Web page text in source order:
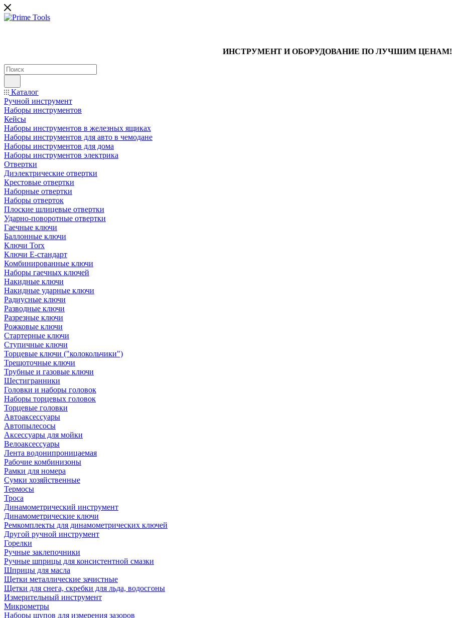
ИНСТРУМЕНТ И ОБОРУДОВАНИЕ ПО ЛУЧШИМ ЦЕНАМ!
Каталог
Ручной инструмент
Наборы инструментов
Кейсы
Наборы инструментов в железных ящиках
Наборы инструментов для авто в чемодане
Наборы инструментов для дома
Наборы инструментов электрика
Отвертки
Диэлектрические отвертки
Крестовые отвертки
Наборные отвертки
Наборы отверток
Плоские шлицевые отвертки
Ударно-поворотные отвертки
Гаечные ключи
Баллонные ключи
Ключи Torx
Ключи Е-стандарт
Комбинированные ключи
Наборы гаечных ключей
Накидные ключи
Накидные ударные ключи
Радиусные ключи
Разводные ключи
Разрезные ключи
Рожковые ключи
Стартерные ключи
Ступичные ключи
Торцевые ключи ("колокольчики")
Трещоточные ключи
Трубные и газовые ключи
Шестигранники
Головки и наборы головок
Наборы торцевых головок
Торцевые головки
Автоаксессуары
Автопылесосы
Аксессуары для мойки
Велоаксессуары
Лента водонипроницаемая
Рабочие комбинизоны
Рамки для номера
Сумки хозяйственные
Термосы
Троса
Динамометрический инструмент
Динамометрические ключи
Ремкомплекты для динамометрических ключей
Другой ручной инструмент
Горелки
Ручные заклепочники
Ручные шприцы для консистентной смазки
Шприцы для масла
Щетки металлические зачистные
Щетки для снега, скребки для льда, водосгоны
Измерительный инструмент
Микрометры
Наборы щупов для измерения зазоров